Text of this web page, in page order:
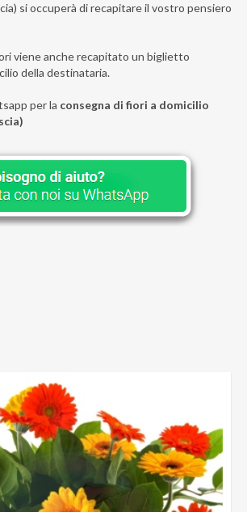
si occuperà di recapitare il vostro pensiero
viene anche recapitato un biglietto
della destinataria.
per la consegna di fiori a domicilio